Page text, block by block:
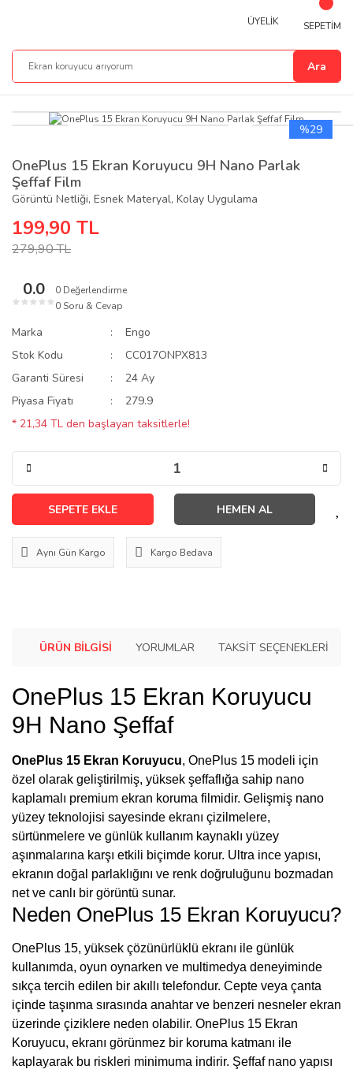
Ara
ÜYELİK SEPETİM
%29
OnePlus 15 Ekran Koruyucu 9H Nano Parlak
Şeffaf Film
Görüntü Netliği, Esnek Materyal, Kolay Uygulama
199,90 TL
279,90 TL
0.0
★ ★ ★ ★ ★
0 Değerlendirme
0 Soru & Cevap
Marka
Engo
Stok Kodu
CC017ONPX813
Garanti Süresi
24 Ay
Piyasa Fiyatı
279.9
* 21,34 TL den başlayan taksitlerle!
SEPETE EKLE HEMEN AL
Aynı Gün Kargo Kargo Bedava
ÜRÜN BILGISI YORUMLAR TAKSIT SEÇENEKLERI
OnePlus 15 Ekran Koruyucu
9H Nano Şeffaf
OnePlus 15 Ekran Koruyucu, OnePlus 15 modeli için
özel olarak geliştirilmiş, yüksek şeffaflığa sahip nano
kaplamalı premium ekran koruma filmidir. Gelişmiş nano
yüzey teknolojisi sayesinde ekranı çizilmelere,
sürtünmelere ve günlük kullanım kaynaklı yüzey
aşınmalarına karşı etkili biçimde korur. Ultra ince yapısı,
ekranın doğal parlaklığını ve renk doğruluğunu bozmadan
net ve canlı bir görüntü sunar.
Neden OnePlus 15 Ekran Koruyucu?
OnePlus 15, yüksek çözünürlüklü ekranı ile günlük
kullanımda, oyun oynarken ve multimedya deneyiminde
sıkça tercih edilen bir akıllı telefondur. Cepte veya çanta
içinde taşınma sırasında anahtar ve benzeri nesneler ekran
üzerinde çiziklere neden olabilir. OnePlus 15 Ekran
Koruyucu, ekranı görünmez bir koruma katmanı ile
kaplayarak bu riskleri minimuma indirir. Şeffaf nano yapısı